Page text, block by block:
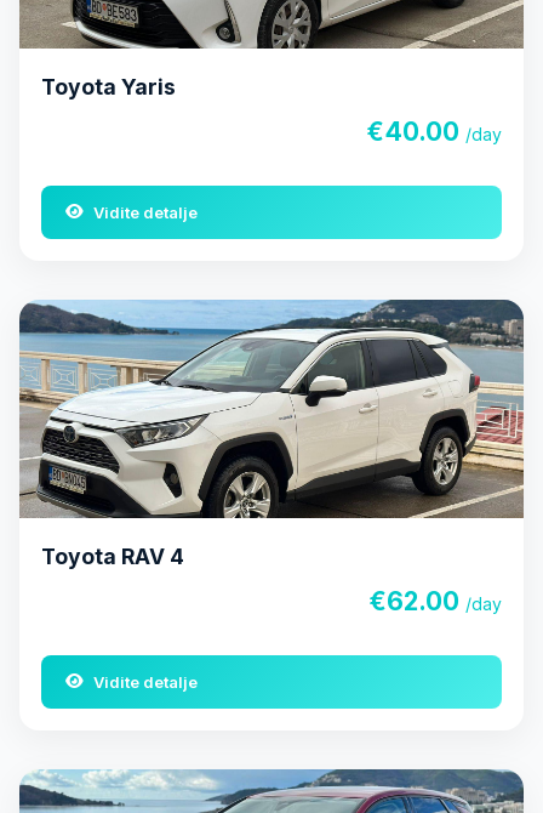
Toyota Yaris
€40.00 /day
Vidite detalje
Toyota RAV 4
€62.00 /day
Vidite detalje